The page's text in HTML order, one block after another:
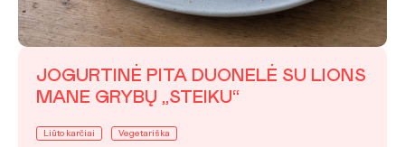
JOGURTINĖ PITA DUONELĖ SU LIONS
MANE GRYBŲ „STEIKU“
Liūto karčiai Vegetariška